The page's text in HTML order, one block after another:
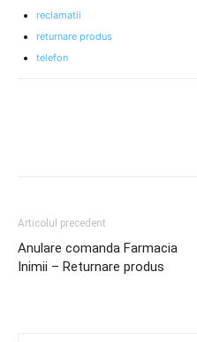
reclamatii
returnare produs
telefon
Articolul precedent
Anulare comanda Farmacia
Inimii – Returnare produs